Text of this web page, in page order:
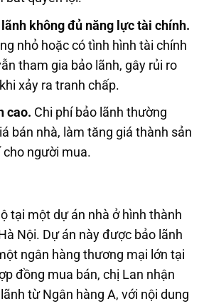
không đủ năng lực tài chính.
nhỏ hoặc có tình hình tài chính
tham gia bảo lãnh, gây rủi ro
xảy ra tranh chấp.
cao. Chi phí bảo lãnh thường
bán nhà, làm tăng giá thành sản
cho người mua.
tại một dự án nhà ở hình thành
Nội. Dự án này được bảo lãnh
ngân hàng thương mại lớn tại
đồng mua bán, chị Lan nhận
từ Ngân hàng A, với nội dung